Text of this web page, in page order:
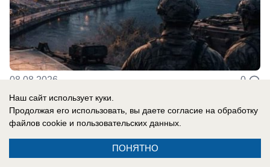
08.08.2026 0
В России
Праздник есть, закона нет: День
физкультурника предложили
Наш сайт использует куки.
Продолжая его использовать, вы даете согласие на обработку
файлов cookie и пользовательских данных.
ПОНЯТНО